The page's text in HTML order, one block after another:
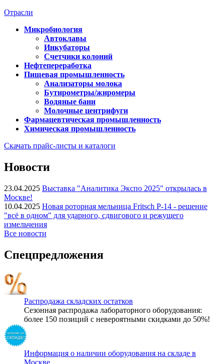
Отрасли
Микробиология
Автоклавы
Инкубаторы
Счетчики колоний
Нефтепереработка
Пищевая промышленность
Анализаторы молока
Бутирометры/жиромеры
Водяные бани
Молочные центрифуги
Фармацевтическая промышленность
Химическая промышленность
Скачать прайс-листы и каталоги
Новости
23.04.2025 Выставка "Аналитика Экспо 2025" открылась в
Москве!
10.04.2025 Новая роторная мельница Fritsch P-14 - решение
"всё в одном" для ударного, сдвигового и режущего
измельчения
Все новости
Спецпредложения
Распродажа складских остатков
Сезонная распродажа лабораторного оборудования:
более 150 позиций с невероятными скидками до 50%!
Информация о наличии оборудования на складе в
Москве